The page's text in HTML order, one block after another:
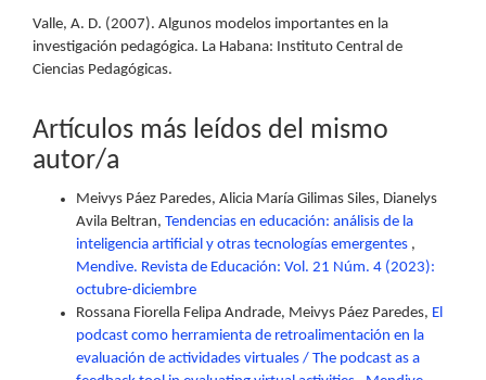
Valle, A. D. (2007). Algunos modelos importantes en la
investigación pedagógica. La Habana: Instituto Central de
Ciencias Pedagógicas.
Artículos más leídos del mismo
autor/a
Meivys Páez Paredes, Alicia María Gilimas Siles, Dianelys
Avila Beltran, Tendencias en educación: análisis de la
inteligencia artificial y otras tecnologías emergentes ,
Mendive. Revista de Educación: Vol. 21 Núm. 4 (2023):
octubre-diciembre
Rossana Fiorella Felipa Andrade, Meivys Páez Paredes, El
podcast como herramienta de retroalimentación en la
evaluación de actividades virtuales / The podcast as a